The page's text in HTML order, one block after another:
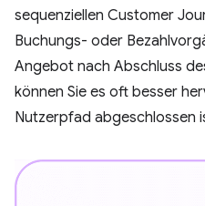
sequenziellen Customer
Buchungs- oder
Angebot nach Abschluss
können Sie es oft besser
Nutzerpfad abgeschlossen